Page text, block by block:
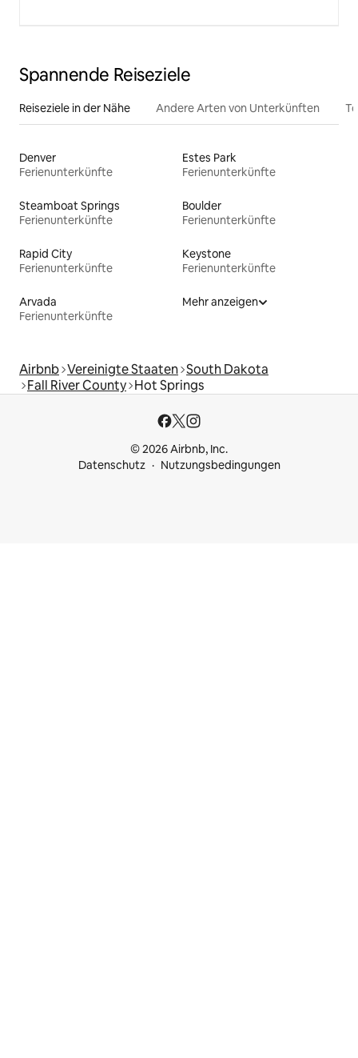
Spannende Reiseziele
Reiseziele in der Nähe Andere Arten von Unterkünften
Denver
Ferienunterkünfte
Estes Park
Ferienunterkünfte
Steamboat Springs
Ferienunterkünfte
Boulder
Ferienunterkünfte
Rapid City
Ferienunterkünfte
Keystone
Ferienunterkünfte
Arvada
Ferienunterkünfte
Mehr anzeigen
Airbnb Vereinigte Staaten South Dakota
Fall River County Hot Springs
© 2026 Airbnb, Inc.
Datenschutz
Nutzungsbedingungen